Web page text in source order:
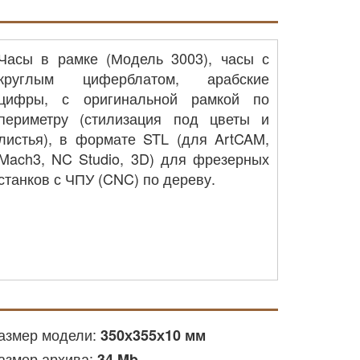
в рамке (Модель 3003), часы с
циферблатом, арабские
с оригинальной рамкой по
(стилизация под цветы и
в формате STL (для ArtCAM,
NC Studio, 3D) для фрезерных
с ЧПУ (CNC) по дереву.
модели: 350х355х10 мм